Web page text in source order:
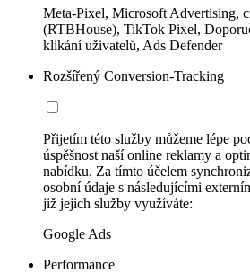
Meta-Pixel, Microsoft Advertising,
(RTBHouse), TikTok Pixel,
klikání uživatelů, Ads Defender
Rozšířený Conversion-Tracking
Přijetím této služby můžeme lépe
úspěšnost naší online reklamy a
nabídku. Za tímto účelem
osobní údaje s následujícími
již jejich služby využíváte:
Google Ads
Performance